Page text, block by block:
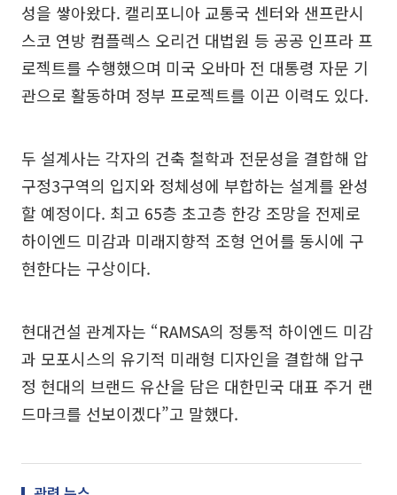
성을 쌓아왔다. 캘리포니아 교통국 센터와 샌프란시
스코 연방 컴플렉스 오리건 대법원 등 공공 인프라 프
로젝트를 수행했으며 미국 오바마 전 대통령 자문 기
관으로 활동하며 정부 프로젝트를 이끈 이력도 있다.
두 설계사는 각자의 건축 철학과 전문성을 결합해 압
구정3구역의 입지와 정체성에 부합하는 설계를 완성
할 예정이다. 최고 65층 초고층 한강 조망을 전제로
하이엔드 미감과 미래지향적 조형 언어를 동시에 구
현한다는 구상이다.
현대건설 관계자는 “RAMSA의 정통적 하이엔드 미감
과 모포시스의 유기적 미래형 디자인을 결합해 압구
정 현대의 브랜드 유산을 담은 대한민국 대표 주거 랜
드마크를 선보이겠다”고 말했다.